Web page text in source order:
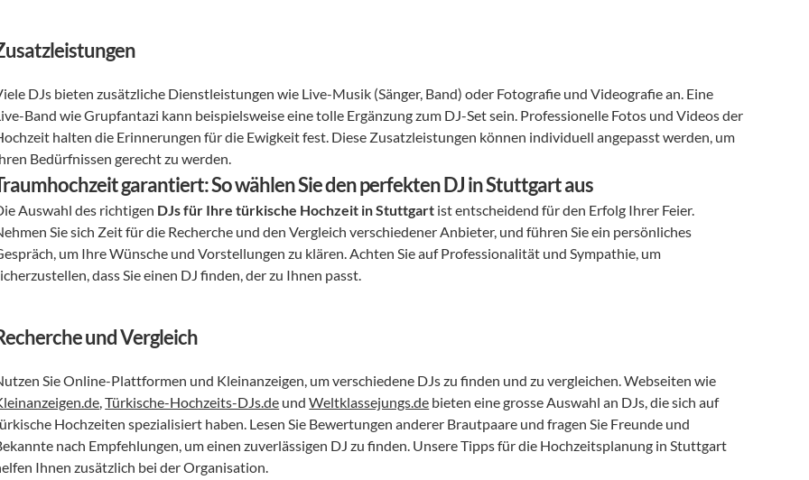
DJs bieten zusätzliche Dienstleistungen wie Live-Musik (Sänger, Band) oder Fotografie und Videografie an. Eine
Band wie Grupfantazi kann beispielsweise eine tolle Ergänzung zum DJ-Set sein. Professionelle Fotos und Videos der
halten die Erinnerungen für die Ewigkeit fest. Diese Zusatzleistungen können individuell angepasst werden, um
Bedürfnissen gerecht zu werden.
garantiert: So wählen Sie den perfekten DJ in Stuttgart aus
Auswahl des richtigen DJs für Ihre türkische Hochzeit in Stuttgart ist entscheidend für den Erfolg Ihrer Feier.
Sie sich Zeit für die Recherche und den Vergleich verschiedener Anbieter, und führen Sie ein persönliches
um Ihre Wünsche und Vorstellungen zu klären. Achten Sie auf Professionalität und Sympathie, um
dass Sie einen DJ finden, der zu Ihnen passt.
und Vergleich
, Türkische-Hochzeits-DJs.de und Weltklassejungs.de bieten eine grosse Auswahl an DJs, die sich auf
Hochzeiten spezialisiert haben. Lesen Sie Bewertungen anderer Brautpaare und fragen Sie Freunde und
nach Empfehlungen, um einen zuverlässigen DJ zu finden. Unsere Tipps für die Hochzeitsplanung in Stuttgart
Ihnen zusätzlich bei der Organisation.